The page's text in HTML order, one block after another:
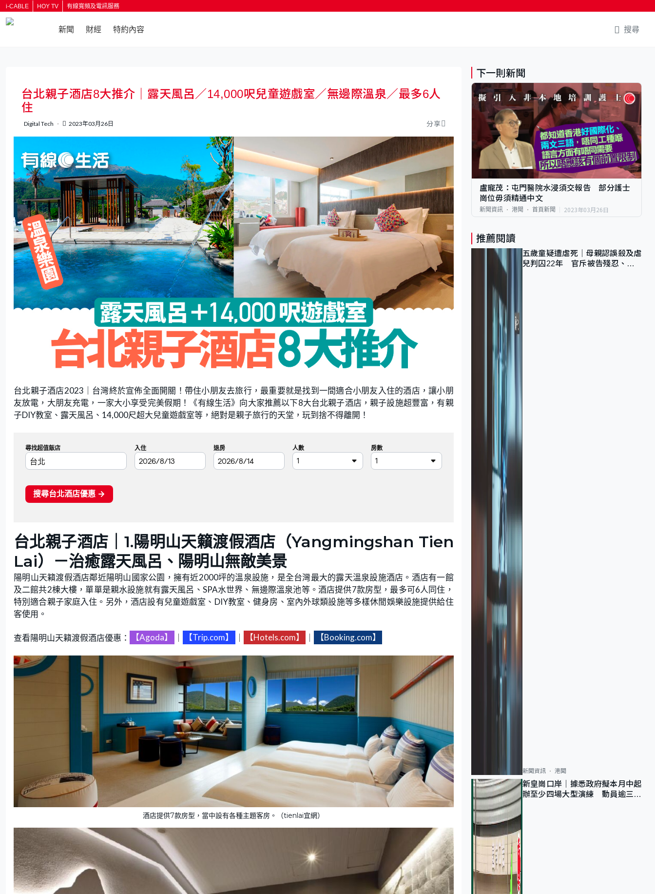
i-CABLE HOY TV 有線寬頻及電訊服務
新聞 財經 特約內容 搜尋
台北親子酒店8大推介｜露天風呂／14,000呎兒童遊戲室／無邊際溫泉／最多6人
住
Digital Tech 2023年03月26日 分享
台北親子酒店2023｜台灣終於宣佈全面開關！帶住小朋友去旅行，最重要就是找到一間適合小朋友入住的酒店，讓小朋
友放電，大朋友充電，一家大小享受完美假期！《有線生活》向大家推薦以下8大台北親子酒店，親子設施超豐富，有親
子DIY教室、露天風呂、14,000尺超大兒童遊戲室等，絕對是親子旅行的天堂，玩到捨不得離開！
台北親子酒店｜1.陽明山天籟渡假酒店（Yangmingshan Tien
Lai）－治癒露天風呂 、陽明山無敵美景
陽明山天籟渡假酒店鄰近陽明山國家公園，擁有近2000坪的溫泉設施，是全台灣最大的露天溫泉設施酒店。酒店有一館
及二館共2棟大樓，單單是親水設施就有露天風呂、SPA水世界、無邊際溫泉池等。酒店提供7款房型，最多可6人同住，
特別適合親子家庭入住。另外，酒店設有兒童遊戲室、DIY教室、健身房、室內外球類設施等多樣休閒娛樂設施提供給住
客使用。
查看陽明山天籟渡假酒店優惠： 【Agoda】 【Trip.com】 【Hotels.com】 【Booking.com】
酒店提供7款房型，當中設有各種主題客房。（tienlai宜網）
下一則新聞
盧寵茂：屯門醫院水浸須交報告 部分護士
崗位毋須精通中文
新聞資訊 港聞 首頁新聞 2023年03月26日
推薦閱讀
五歲童疑遭虐死｜母親認誤殺及虐
兒判囚22年 官斥被告殘忍、同
新聞資訊 港聞
新皇崗口岸｜據悉政府擬本月中起
辦至少四場大型演練 動員逾三萬